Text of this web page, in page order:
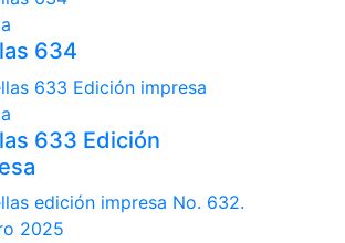
634
633 Edición